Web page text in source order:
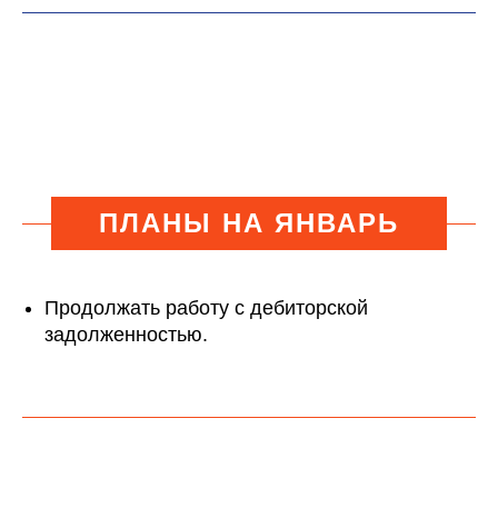
ПЛАНЫ НА ЯНВАРЬ
Продолжать работу с дебиторской
задолженностью.